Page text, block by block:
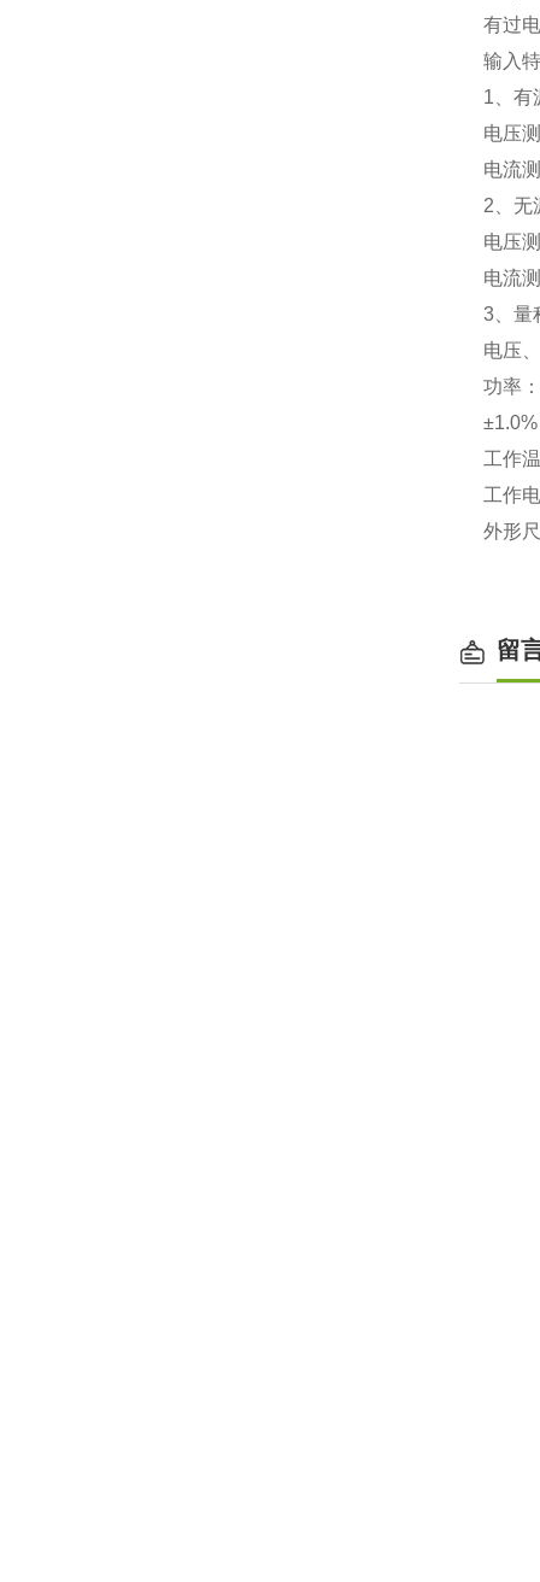
有过
输入
1 、
电压
电流
2 、
电压
电流
3 、
电压
功率
±1.0%
工作
工作
外形
留